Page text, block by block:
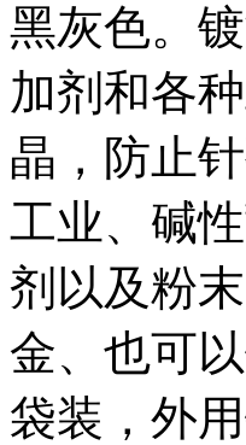
黑灰色。
加剂和各
晶，防止
工业、碱
剂以及粉
金、也可
袋装，外